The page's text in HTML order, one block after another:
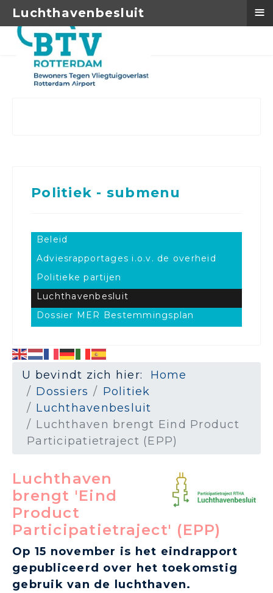
Politiek - submenu
Beleid
Adviesrapportages i.o.v. de overheid
Politieke partijen
Luchthavenbesluit
Dossier MER Bestemmingsplan
U bevindt zich hier: Home
Dossiers
Politiek
Luchthavenbesluit
Luchthaven brengt Eind Product
Participatietraject (EPP)
Luchthaven
brengt 'Eind
Product
Participatietraject' (EPP)
Op 15 november is het eindrapport
gepubliceerd over het toekomstig
gebruik van de luchthaven.
Luchthavenbesluit ≡